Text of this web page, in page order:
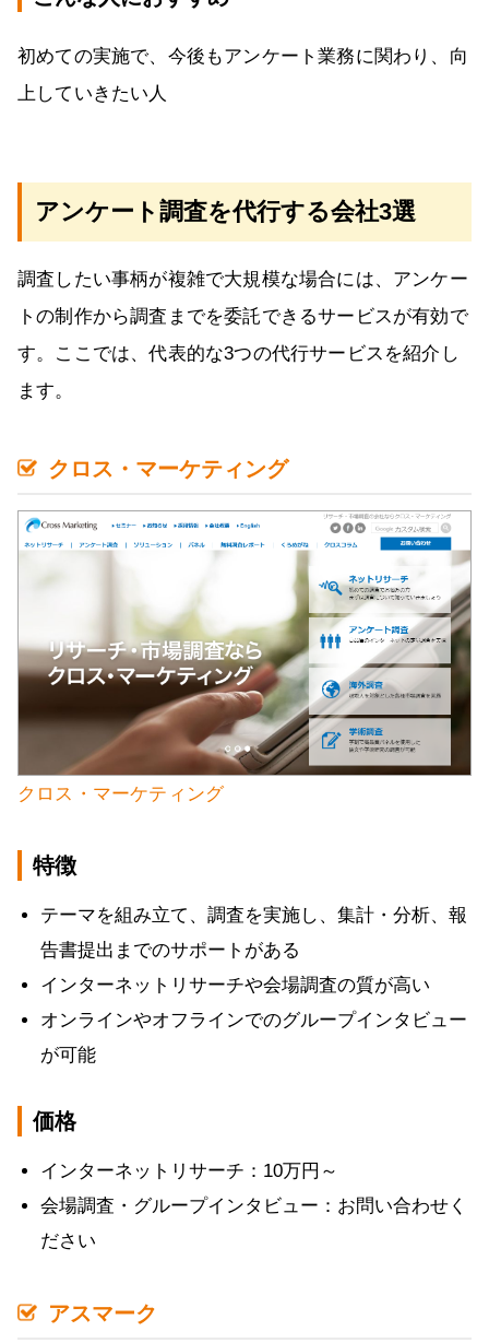
初めての実施で、今後もアンケート業務に関わり、向
上していきたい人
アンケート調査を代行する会社3選
調査したい事柄が複雑で大規模な場合には、アンケー
トの制作から調査までを委託できるサービスが有効で
す。ここでは、代表的な3つの代行サービスを紹介し
ます。
クロス・マーケティング
クロス・マーケティング
特徴
テーマを組み立て、調査を実施し、集計・分析、報
告書提出までのサポートがある
インターネットリサーチや会場調査の質が高い
オンラインやオフラインでのグループインタビュー
が可能
価格
インターネットリサーチ：10万円～
会場調査・グループインタビュー：お問い合わせく
ださい
アスマーク